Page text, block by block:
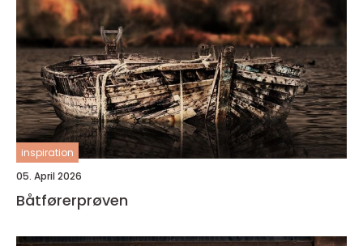
inspiration
05. April 2026
Båtførerprøven